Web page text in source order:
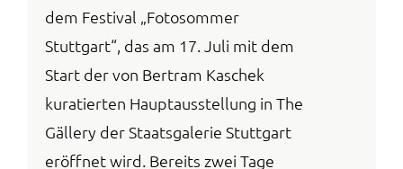
dem Festival „Fotosommer
Stuttgart“, das am 17. Juli mit dem
Start der von Bertram Kaschek
kuratierten Hauptausstellung in The
Gällery der Staatsgalerie Stuttgart
eröffnet wird. Bereits zwei Tage